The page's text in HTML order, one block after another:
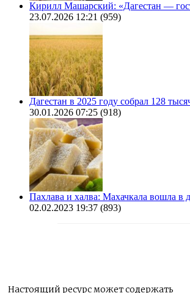
Кирилл Машарский: «Дагестан —
23.07.2026 12:21 (959)
Дагестан в 2025 году собрал 128
30.01.2026 07:25 (918)
Пахлава и халва: Махачкала вошла в
02.02.2023 19:37 (893)
Настоящий ресурс может содержать